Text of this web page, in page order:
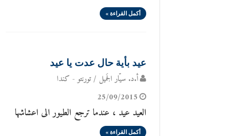
أكمل القراءة »
عيد بأية حال عدت يا عيد
أ.د. سيّار الجَميل / تورنتو - كندا
25/09/2015
العيد عيد ، عندما ترجع الطيور الى اعشاشها
أكمل القراءة »